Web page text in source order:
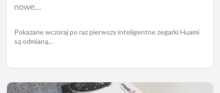
nowe…
Pokazane wczoraj po raz pierwszy inteligentne zegarki Huami
są odmianą…